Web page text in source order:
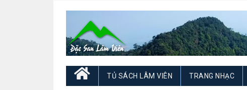
TỦ SÁCH LÂM VIÊN TRANG NHẠC